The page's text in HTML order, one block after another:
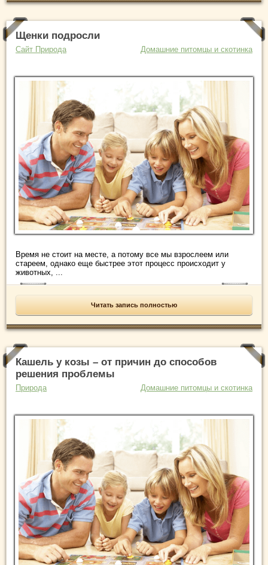
Щенки подросли
Сайт Природа Домашние питомцы и скотинка
Время не стоит на месте, а потому все мы взрослеем или
стареем, однако еще быстрее этот процесс происходит у
животных, ...
Читать запись полностью
Кашель у козы – от причин до способов
решения проблемы
Природа Домашние питомцы и скотинка